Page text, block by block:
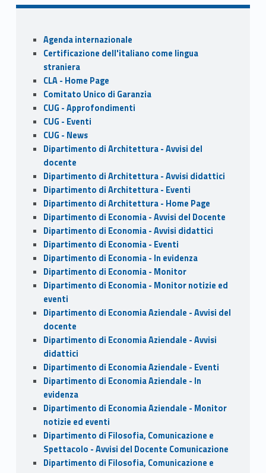
b
o
o
k
d
o
n
l e
Sidebar
Agenda internazionale
Certificazione dell'italiano come lingua
straniera
CLA - Home Page
Comitato Unico di Garanzia
CUG - Approfondimenti
CUG - Eventi
CUG - News
Dipartimento di Architettura - Avvisi del
docente
Dipartimento di Architettura - Avvisi didattici
Dipartimento di Architettura - Eventi
Dipartimento di Architettura - Home Page
Dipartimento di Economia - Avvisi del Docente
Dipartimento di Economia - Avvisi didattici
Dipartimento di Economia - Eventi
Dipartimento di Economia - In evidenza
Dipartimento di Economia - Monitor
Dipartimento di Economia - Monitor notizie ed
eventi
Dipartimento di Economia Aziendale - Avvisi del
docente
Dipartimento di Economia Aziendale - Avvisi
didattici
Dipartimento di Economia Aziendale - Eventi
Dipartimento di Economia Aziendale - In
evidenza
Dipartimento di Economia Aziendale - Monitor
notizie ed eventi
Dipartimento di Filosofia, Comunicazione e
Spettacolo - Avvisi del Docente Comunicazione
Dipartimento di Filosofia, Comunicazione e